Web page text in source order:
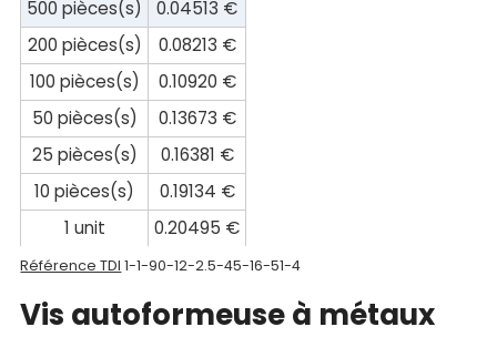
500 pièces(s)
0.04513 €
200 pièces(s)
0.08213 €
100 pièces(s)
0.10920 €
50 pièces(s)
0.13673 €
25 pièces(s)
0.16381 €
10 pièces(s)
0.19134 €
1 unit
0.20495 €
Référence TDI 1-1-90-12-2.5-45-16-51-4
Vis autoformeuse à métaux